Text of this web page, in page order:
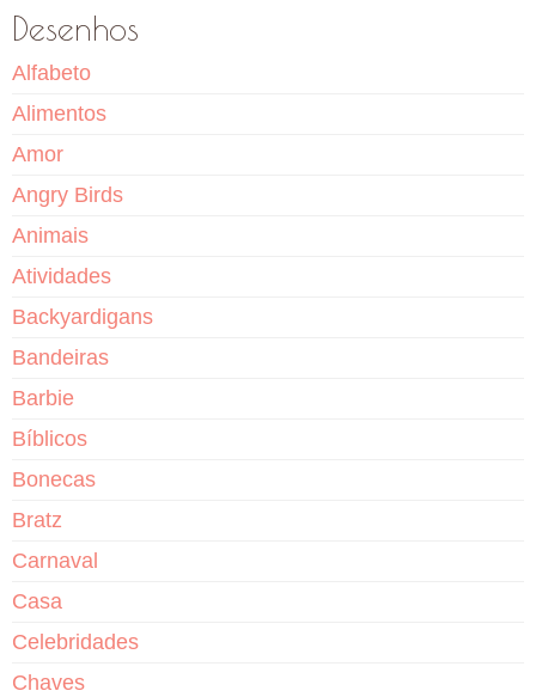
Desenhos
Alfabeto
Alimentos
Amor
Angry Birds
Animais
Atividades
Backyardigans
Bandeiras
Barbie
Bíblicos
Bonecas
Bratz
Carnaval
Casa
Celebridades
Chaves